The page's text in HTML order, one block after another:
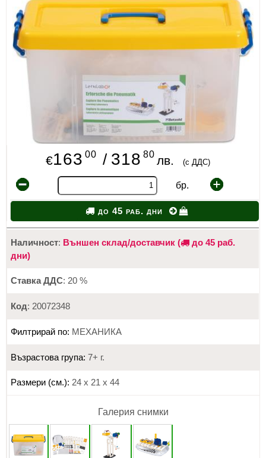
ИЗКУСТВА
СПОРТ
МЕБЕЛИ И ОБОРУДВАНЕ
КАНЦЕЛАРСКИ МАТЕРИАЛИ
КНИГИ И УЧЕБНИЦИ
БДП
НОВИ
ПРОМОЦИИ
S.T.E.M.
ИНСТРУМЕНТИ
€163 00 / 318 80 лв. (с ДДС)
бр.
до 45 раб. дни
Наличност: Външен склад/доставчик (
до 45 раб.
дни)
Ставка ДДС: 20 %
Код: 20072348
Филтрирай по: МЕХАНИКА
Възрастова група: 7+ г.
Размери (см.): 24 х 21 х 44
Галерия снимки